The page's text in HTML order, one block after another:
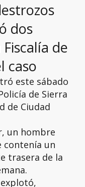
dos
de
caso
este sábado
de Sierra
de Ciudad
un hombre
contenía un
trasera de la